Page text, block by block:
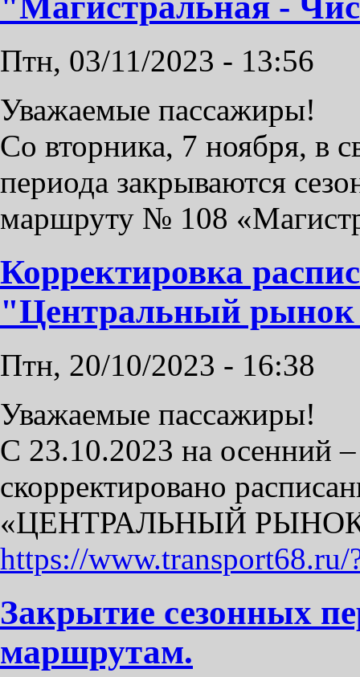
Птн, 03/11/2023 - 13:56
Уважаемые пассажиры!
Со вторника, 7 ноября, в
периода закрываются
маршруту № 108
Корректировка
"Центральный рынок
Птн, 20/10/2023 - 16:38
Уважаемые пассажиры!
С 23.10.2023 на осенний
скорректировано
«ЦЕНТРАЛЬНЫЙ
https://www.transport68.ru/
Закрытие сезонных
маршрутам.